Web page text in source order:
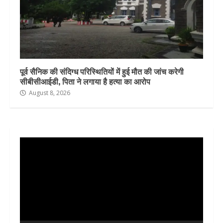
पूर्व सैनिक की संदिग्ध परिस्थितियों में हुई मौत की जांच करेगी
सीबीसीआईडी, पिता ने लगाया है हत्या का आरोप
August 8, 2026